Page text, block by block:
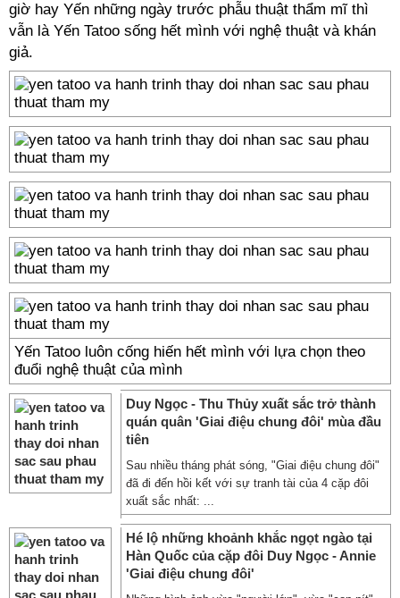
giờ hay Yến những ngày trước phẫu thuật thẩm mĩ thì
vẫn là Yến Tatoo sống hết mình với nghệ thuật và khán
giả.
Yến Tatoo luôn cống hiến hết mình với lựa chọn theo
đuổi nghệ thuật của mình
Duy Ngọc - Thu Thủy xuất sắc trở thành
quán quân 'Giai điệu chung đôi' mùa đầu
tiên
Sau nhiều tháng phát sóng, "Giai điệu chung đôi"
đã đi đến hồi kết với sự tranh tài của 4 cặp đôi
xuất sắc nhất: ...
Hé lộ những khoảnh khắc ngọt ngào tại
Hàn Quốc của cặp đôi Duy Ngọc - Annie
'Giai điệu chung đôi'